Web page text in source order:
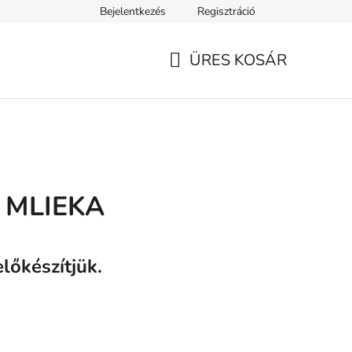
Tanácsok, tippek és érdekességek
Bejelentkezés Regisztráció
ÜRES KOSÁR